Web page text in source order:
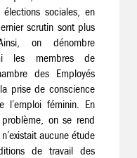
sociales, en
scrutin sont plus
on dénombre
les membres de
des Employés
prise de conscience
l’emploi féminin. En
on se rend
aucune étude
de travail des